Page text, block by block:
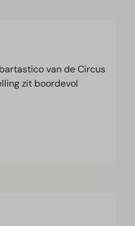
van de Circus
zit boordevol